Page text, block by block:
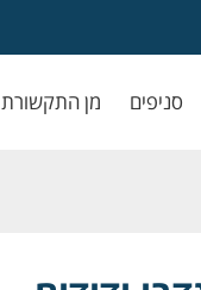
סניפים מן התקשורת